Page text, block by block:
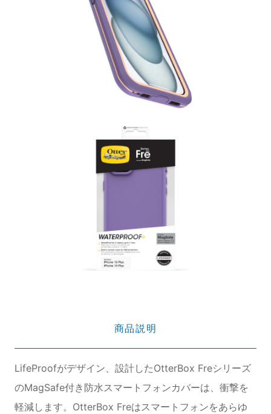
商品説明
LifeProofがデザイン、設計したOtterBox Freシリーズ
のMagSafe付き防水スマートフォンカバーは、衝撃を
軽減します。OtterBox Freはスマートフォンをあらゆ